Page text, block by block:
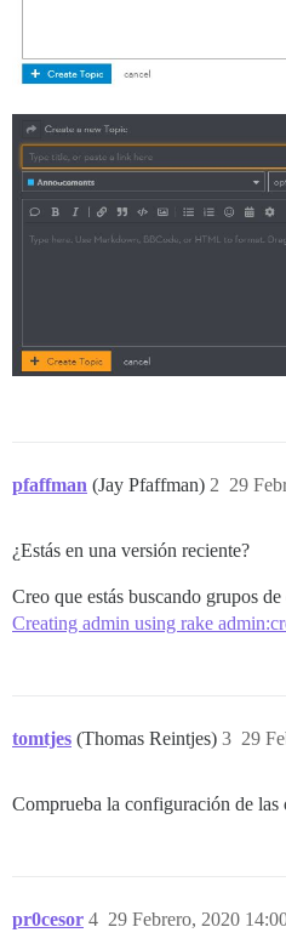
pfaffman (Jay Pfaffman) 29
2
¿Estás en una versión reciente?
Creo que estás buscando grupos
Creating admin using rake
tomtjes (Thomas Reintjes) 29
3
Comprueba la configuración de las
pr0cesor 29 Febrero, 2020
4